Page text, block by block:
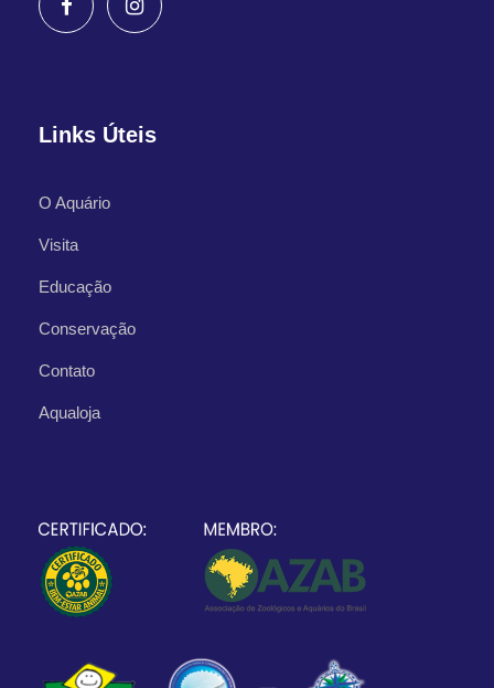
Links Úteis
O Aquário
Visita
Educação
Conservação
Contato
Aqualoja